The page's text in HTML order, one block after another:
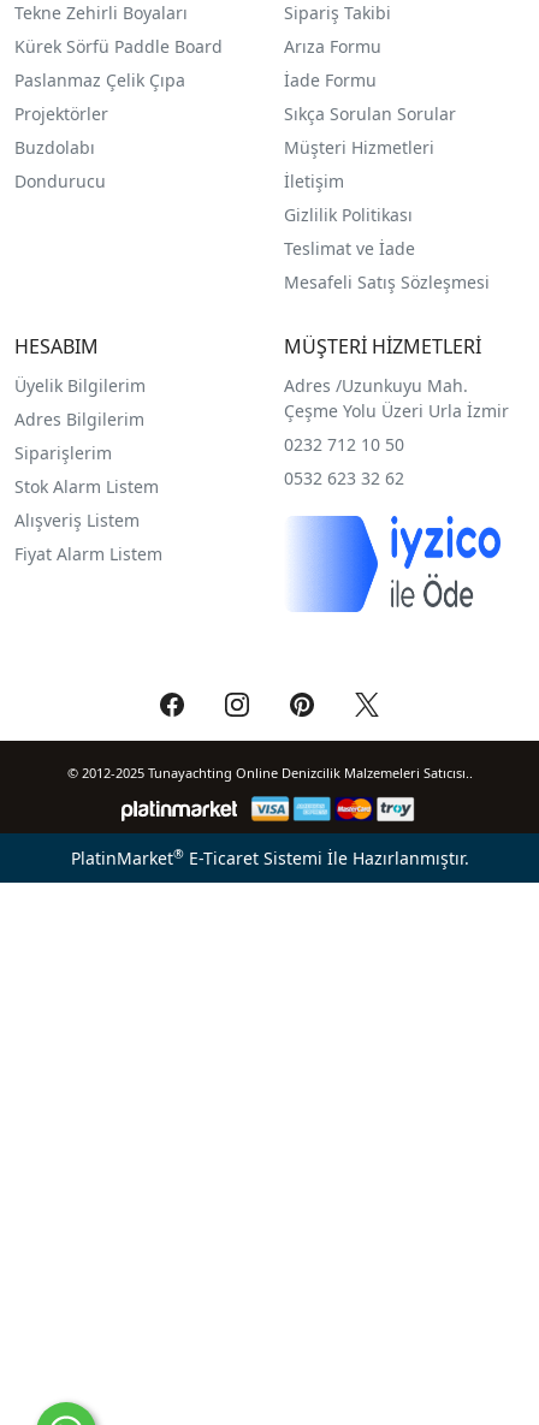
Tekne Zehirli Boyaları
Kürek Sörfü Paddle Board
Paslanmaz Çelik Çıpa
Projektörler
Buzdolabı
Dondurucu
Sipariş Takibi
Arıza Formu
İade Formu
Sıkça Sorulan Sorular
Müşteri Hizmetleri
İletişim
Gizlilik Politikası
Teslimat ve İade
Mesafeli Satış Sözleşmesi
HESABIM
Üyelik Bilgilerim
Adres Bilgilerim
Siparişlerim
Stok Alarm Listem
Alışveriş Listem
Fiyat Alarm Listem
MÜŞTERİ HİZMETLERİ
Adres /Uzunkuyu Mah.
Çeşme Yolu Üzeri Urla İzmir
0232 712 10 50
0532 623 32 62
© 2012-2025 Tunayachting Online Denizcilik Malzemeleri Satıcısı..
PlatinMarket®E-Ticaret Sistemi İle Hazırlanmıştır.